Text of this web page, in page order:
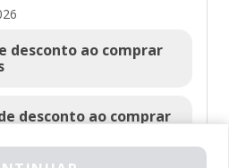
VAGA
desconto ao comprar
desconto ao comprar